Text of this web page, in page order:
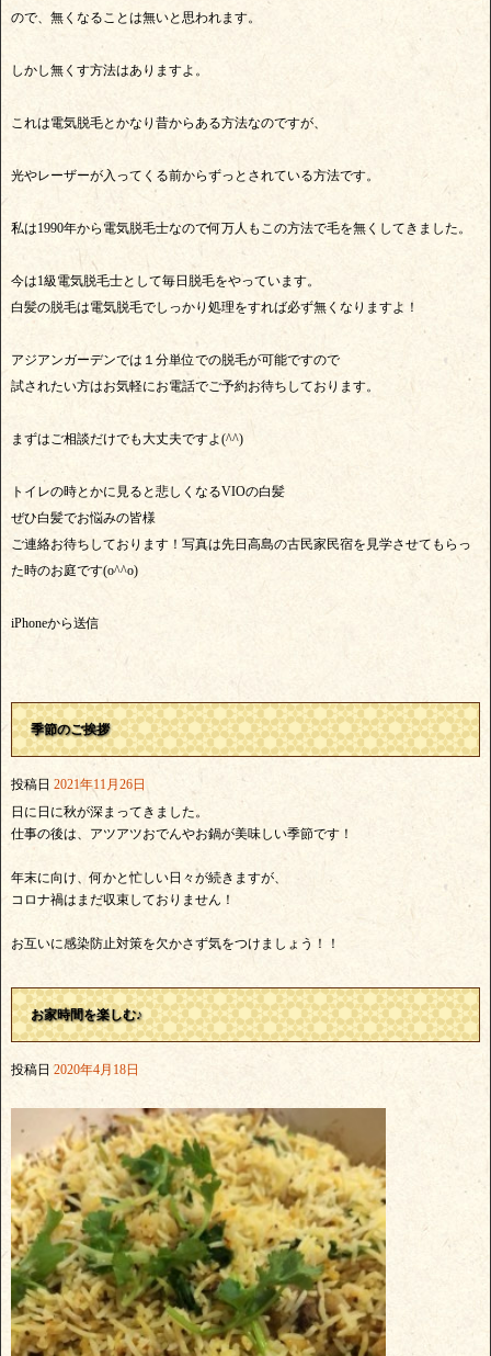
ので、無くなることは無いと思われます。
しかし無くす方法はありますよ。
これは電気脱毛とかなり昔からある方法なのですが、
光やレーザーが入ってくる前からずっとされている方法です。
私は1990年から電気脱毛士なので何万人もこの方法で毛を無くしてきました。
今は1級電気脱毛士として毎日脱毛をやっています。
白髪の脱毛は電気脱毛でしっかり処理をすれば必ず無くなりますよ！
アジアンガーデンでは１分単位での脱毛が可能ですので
試されたい方はお気軽にお電話でご予約お待ちしております。
まずはご相談だけでも大丈夫ですよ(^^)
トイレの時とかに見ると悲しくなるVIOの白髪
ぜひ白髪でお悩みの皆様
ご連絡お待ちしております！写真は先日高島の古民家民宿を見学させてもらっ
た時のお庭です(o^^o)
iPhoneから送信
季節のご挨拶
投稿日 2021年11月26日
日に日に秋が深まってきました。
仕事の後は、アツアツおでんやお鍋が美味しい季節です！
年末に向け、何かと忙しい日々が続きますが、
コロナ禍はまだ収束しておりません！
お互いに感染防止対策を欠かさず気をつけましょう！！
お家時間を楽しむ♪
投稿日 2020年4月18日